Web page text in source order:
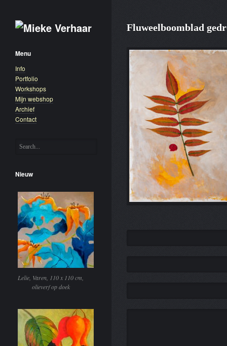
Menu
Info
Portfolio
Workshops
Mijn webshop
Archief
Contact
Nieuw
Lelie, Varen, 110 x 110 cm,
olieverf op doek
Fluweelboomblad